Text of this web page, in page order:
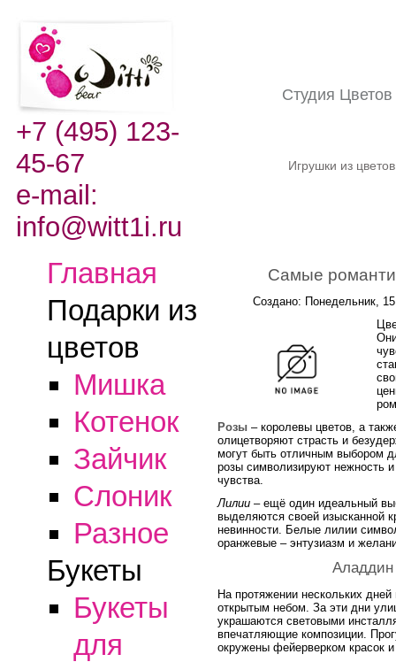
+7 (495) 123-
45-67
e-mail:
info@witt1i.ru
Студия Цветов
Игрушки из
Главная
Подарки из
цветов
Мишка
Котенок
Зайчик
Слоник
Разное
Букеты
Букеты
для
Самые
Создано: Понедельник,
Розы – королевы цветов, а
олицетворяют страсть и
могут быть отличным выбором
розы символизируют нежность
чувства.
Лилии – ещё один идеальный
выделяются своей изысканной
невинности. Белые лилии
оранжевые – энтузиазм и
Аладдин
На протяжении нескольких
открытым небом. За эти дни
украшаются световыми
впечатляющие композиции.
окружены фейерверком красок и